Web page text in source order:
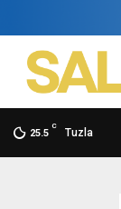
25.5
C
Tuzla